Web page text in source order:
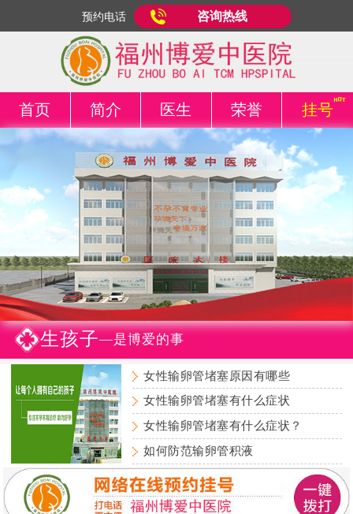
预约电话 咨询热线
首页 简介 医生 荣誉 挂号
生孩子—是博爱的事
女性输卵管堵塞原因有哪些
女性输卵管堵塞有什么症状
女性输卵管堵塞有什么症状？
如何防范输卵管积液